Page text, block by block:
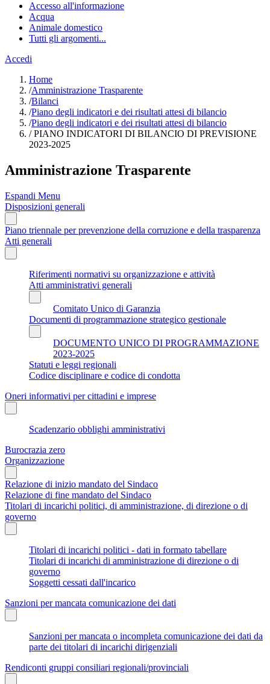
Accesso all'informazione
Acqua
Animale domestico
Tutti gli argomenti...
Accedi
Home
/Amministrazione Trasparente
/Bilanci
/Piano degli indicatori e dei risultati attesi di bilancio
/Piano degli indicatori e dei risultati attesi di bilancio
/PIANO INDICATORI DI BILANCIO DI PREVISIONE
2023-2025
Amministrazione Trasparente
Espandi Menu
Disposizioni generali
Piano triennale per prevenzione della corruzione e della trasparenza
Atti generali
Riferimenti normativi su organizzazione e attività
Atti amministrativi generali
Comitato Unico di Garanzia
Documenti di programmazione strategico gestionale
DOCUMENTO UNICO DI PROGRAMMAZIONE
2023-2025
Statuti e leggi regionali
Codice disciplinare e codice di condotta
Oneri informativi per cittadini e imprese
Scadenzario obblighi amministrativi
Burocrazia zero
Organizzazione
Relazione di inizio mandato del Sindaco
Relazione di fine mandato del Sindaco
Titolari di incarichi politici, di amministrazione, di direzione o di
governo
Titolari di incarichi politici - dati in formato tabellare
Titolari di incarichi di amministrazione di direzione o di
governo
Soggetti cessati dall'incarico
Sanzioni per mancata comunicazione dei dati
Sanzioni per mancata o incompleta comunicazione dei dati da
parte dei titolari di incarichi dirigenziali
Rendiconti gruppi consiliari regionali/provinciali